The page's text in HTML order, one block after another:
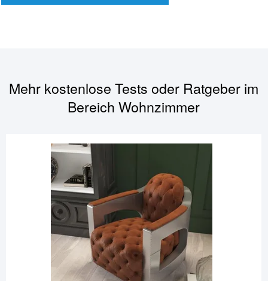
Mehr kostenlose Tests oder Ratgeber im
BereichWohnzimmer